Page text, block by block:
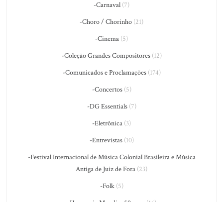
-Carnaval (7)
-Choro / Chorinho (21)
-Cinema (5)
-Coleção Grandes Compositores(12)
-Comunicados e Proclamações(174)
-Concertos(5)
-DG Essentials(7)
-Eletrônica (3)
-Entrevistas(10)
-Festival Internacional de Música Colonial Brasileira e Música
Antiga de Juiz de Fora (23)
-Folk(5)